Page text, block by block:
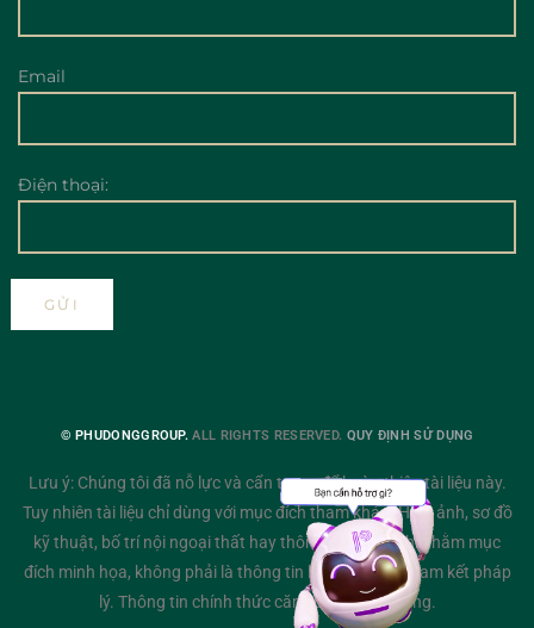
Email
Điện thoại:
© PHUDONGGROUP. ALL RIGHTS RESERVED. QUY ĐỊNH SỬ DỤNG
Lưu ý: Chúng tôi đã nỗ lực và cẩn trọng để hoàn thiện tài liệu này.
Tuy nhiên tài liệu chỉ dùng với mục đích tham khảo. Hình ảnh, sơ đồ
kỹ thuật, bố trí nội ngoại thất hay thông tin mô tả chỉ nhằm mục
đích minh họa, không phải là thông tin hiện thực hay cam kết pháp
lý. Thông tin chính thức căn cứ trên hợp đồng.